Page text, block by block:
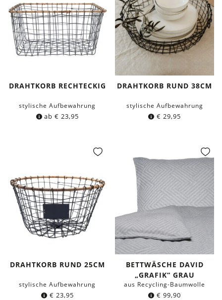
DRAHTKORB RECHTECKIG
stylische Aufbewahrung
ab€ 23,95
DRAHTKORB RUND 38CM
stylische Aufbewahrung
€ 29,95
DRAHTKORB RUND 25CM
stylische Aufbewahrung
€ 23,95
BETTWÄSCHE DAVID
„GRAFIK“ GRAU
aus Recycling-Baumwolle
€ 99,90